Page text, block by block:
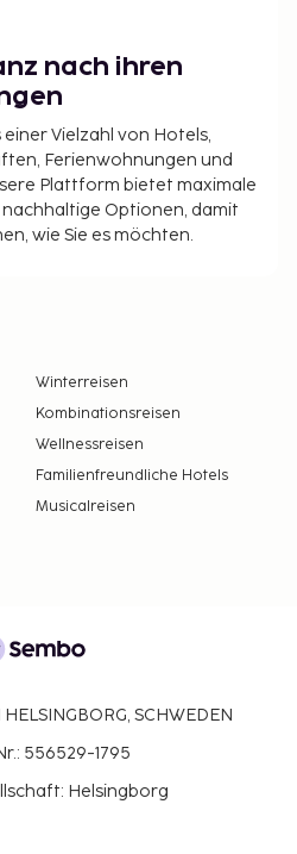
nach ihren
einer Vielzahl von Hotels,
Ferienwohnungen und
Plattform bietet maximale
Optionen, damit
wie Sie es möchten.
Winterreisen
Kombinationsreisen
Wellnessreisen
Familienfreundliche Hotels
Musicalreisen
SCHWEDEN
556529-1795
Helsingborg